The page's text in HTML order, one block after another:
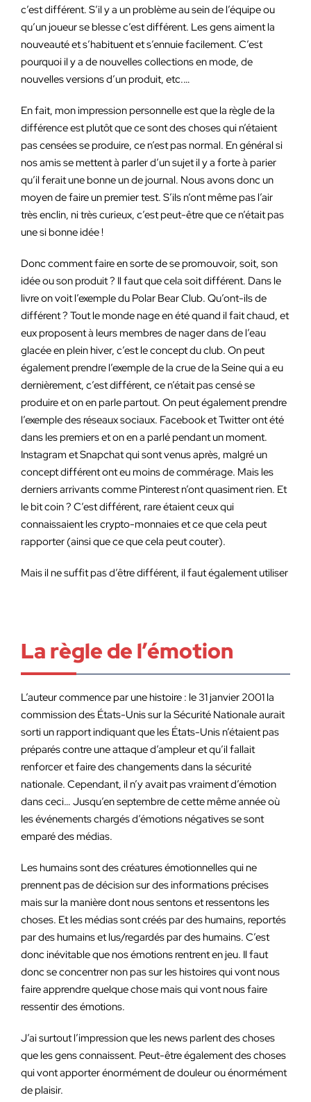
c’est différent. S’il y a un problème au sein de l’équipe ou
qu’un joueur se blesse c’est différent. Les gens aiment la
nouveauté et s’habituent et s’ennuie facilement. C’est
pourquoi il y a de nouvelles collections en mode, de
nouvelles versions d’un produit, etc.…
En fait, mon impression personnelle est que la règle de la
différence est plutôt que ce sont des choses qui n’étaient
pas censées se produire, ce n’est pas normal. En général si
nos amis se mettent à parler d’un sujet il y a forte à parier
qu’il ferait une bonne un de journal. Nous avons donc un
moyen de faire un premier test. S’ils n’ont même pas l’air
très enclin, ni très curieux, c’est peut-être que ce n’était pas
une si bonne idée !
Donc comment faire en sorte de se promouvoir, soit, son
idée ou son produit ? Il faut que cela soit différent. Dans le
livre on voit l’exemple du Polar Bear Club. Qu’ont-ils de
différent ? Tout le monde nage en été quand il fait chaud, et
eux proposent à leurs membres de nager dans de l’eau
glacée en plein hiver, c’est le concept du club. On peut
également prendre l’exemple de la crue de la Seine qui a eu
dernièrement, c’est différent, ce n’était pas censé se
produire et on en parle partout. On peut également prendre
l’exemple des réseaux sociaux. Facebook et Twitter ont été
dans les premiers et on en a parlé pendant un moment.
Instagram et Snapchat qui sont venus après, malgré un
concept différent ont eu moins de commérage. Mais les
derniers arrivants comme Pinterest n’ont quasiment rien. Et
le bit coin ? C’est différent, rare étaient ceux qui
connaissaient les crypto-monnaies et ce que cela peut
rapporter (ainsi que ce que cela peut couter).
Mais il ne suffit pas d’être différent, il faut également utiliser
La règle de l’émotion
L’auteur commence par une histoire : le 31 janvier 2001 la
commission des États-Unis sur la Sécurité Nationale aurait
sorti un rapport indiquant que les États-Unis n’étaient pas
préparés contre une attaque d’ampleur et qu’il fallait
renforcer et faire des changements dans la sécurité
nationale. Cependant, il n’y avait pas vraiment d’émotion
dans ceci… Jusqu’en septembre de cette même année où
les événements chargés d’émotions négatives se sont
emparé des médias.
Les humains sont des créatures émotionnelles qui ne
prennent pas de décision sur des informations précises
mais sur la manière dont nous sentons et ressentons les
choses. Et les médias sont créés par des humains, reportés
par des humains et lus/regardés par des humains. C’est
donc inévitable que nos émotions rentrent en jeu. Il faut
donc se concentrer non pas sur les histoires qui vont nous
faire apprendre quelque chose mais qui vont nous faire
ressentir des émotions.
J’ai surtout l’impression que les news parlent des choses
que les gens connaissent. Peut-être également des choses
qui vont apporter énormément de douleur ou énormément
de plaisir.